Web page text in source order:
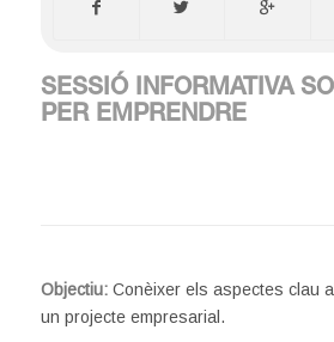
SESSIÓ INFORMATIVA
PER EMPRENDRE
Objectiu: Conèixer els aspectes clau
un projecte empresarial.